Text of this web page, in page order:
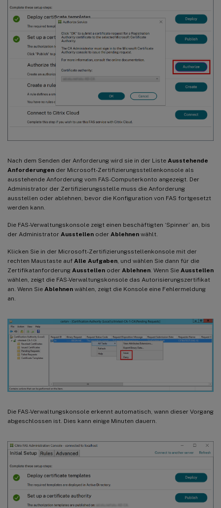
Nach dem Senden der Anforderung wird sie in der Liste Ausstehende
Anforderungen der Microsoft-Zertifizierungsstellenkonsole als
ausstehende Anforderung vom FAS-Computerkonto angezeigt. Der
Administrator der Zertifizierungsstelle muss die Anforderung
ausstellen oder ablehnen, bevor die Konfiguration von FAS fortgesetzt
werden kann.
Die FAS-Verwaltungskonsole zeigt einen beschäftigten ‘Spinner’ an, bis
der Administrator Ausstellen oder Ablehnen wählt.
Klicken Sie in der Microsoft-Zertifizierungsstellenkonsole mit der
rechten Maustaste auf Alle Aufgaben, und wählen Sie dann für die
Zertifikatanforderung Ausstellen oder Ablehnen. Wenn Sie Ausstellen
wählen, zeigt die FAS-Verwaltungskonsole das Autorisierungszertifikat
an. Wenn Sie Ablehnen wählen, zeigt die Konsole eine Fehlermeldung
an.
Die FAS-Verwaltungskonsole erkennt automatisch, wann dieser Vorgang
abgeschlossen ist. Dies kann einige Minuten dauern.